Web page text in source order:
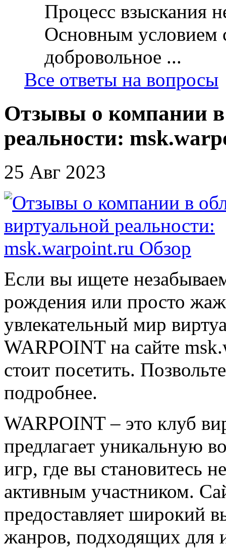
Процесс взыскания
Основным условием
добровольное ...
Все ответы на вопросы
Отзывы о компании в
реальности:
25 Авг 2023
Если вы ищете
рождения или просто
увлекательный мир
WARPOINT на сайте
стоит посетить.
подробнее.
WARPOINT – это клуб
предлагает уникальную
игр, где вы становитесь
активным участником.
предоставляет широкий
жанров, подходящих для